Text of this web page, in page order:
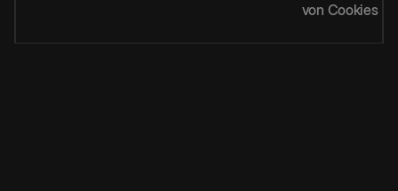
von Cookies